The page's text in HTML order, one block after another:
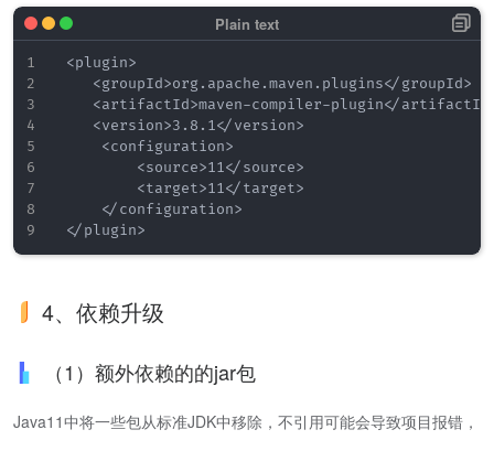
<plugin>
    <groupId>org.apache.maven.plugins</groupId>
<artifactId>maven-compiler-plugin</
    <version>3.8.1</version>
     <configuration>
         <source>11</source>
         <target>11</target>
     </configuration>
4、依赖升级
（1）额外依赖的的jar包
Java11中将一些包从标准JDK中移除，不引用可能会导致项目报错，